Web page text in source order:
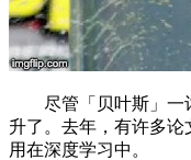
尽管「贝叶斯」一
升了。去年，有许多
用在深度学习中。